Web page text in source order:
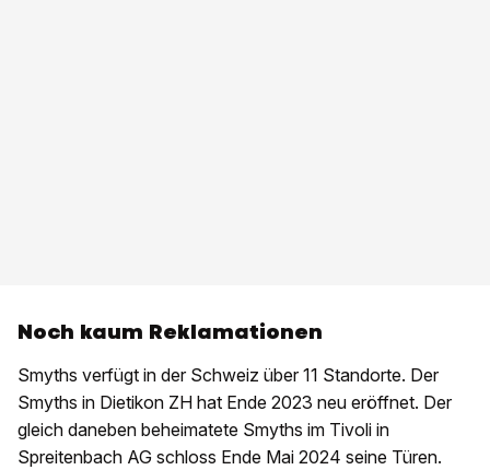
Noch kaum Reklamationen
Smyths verfügt in der Schweiz über 11 Standorte. Der
Smyths in Dietikon ZH hat Ende 2023 neu eröffnet. Der
gleich daneben beheimatete Smyths im Tivoli in
Spreitenbach AG schloss Ende Mai 2024 seine Türen.